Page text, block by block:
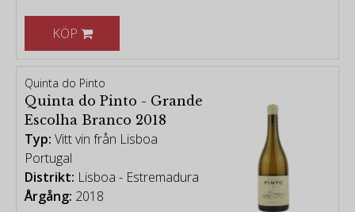
KÖP
Quinta do Pinto
Quinta do Pinto - Grande
Escolha Branco 2018
Typ: Vitt vin från Lisboa
Portugal
Distrikt: Lisboa - Estremadura
Årgång: 2018